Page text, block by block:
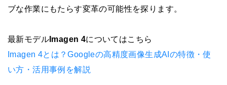
ブな作業にもたらす変革の可能性を探ります。
最新モデル Imagen 4についてはこちら
Imagen 4とは？Googleの高精度画像生成AIの特徴・使
い方・活用事例を解説